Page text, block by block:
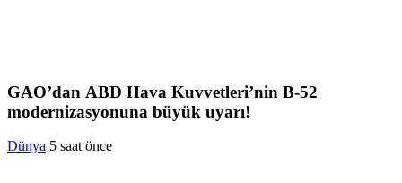
GAO’dan ABD Hava Kuvvetleri’nin B-52
modernizasyonuna büyük uyarı!
Dünya 5 saat önce